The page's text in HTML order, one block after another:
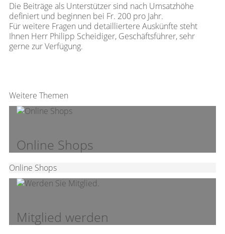
Die Beiträge als Unterstützer sind nach Umsatzhöhe
definiert und beginnen bei Fr. 200 pro Jahr.
Für weitere Fragen und detailliertere Auskünfte steht
Ihnen Herr Philipp Scheidiger, Geschäftsführer, sehr
gerne zur Verfügung.
Weitere Themen
Online Shops
Online Shops
Mitglied werden